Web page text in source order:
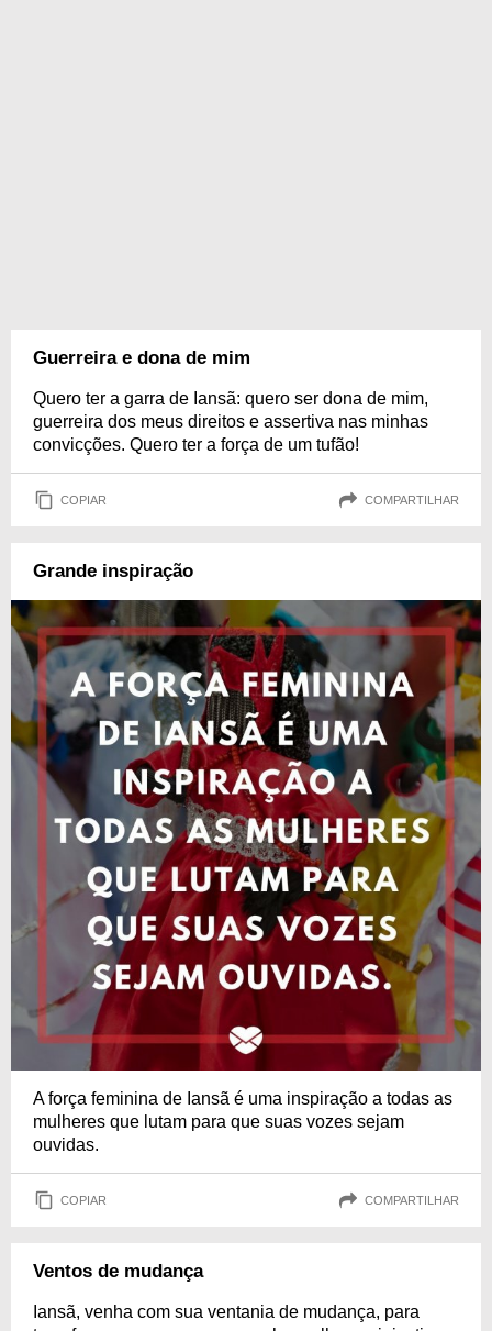
Guerreira e dona de mim
Quero ter a garra de Iansã: quero ser dona de mim,
guerreira dos meus direitos e assertiva nas minhas
convicções. Quero ter a força de um tufão!
COPIAR COMPARTILHAR
Grande inspiração
A força feminina de Iansã é uma inspiração a todas as
mulheres que lutam para que suas vozes sejam
ouvidas.
COPIAR COMPARTILHAR
Ventos de mudança
Iansã, venha com sua ventania de mudança, para